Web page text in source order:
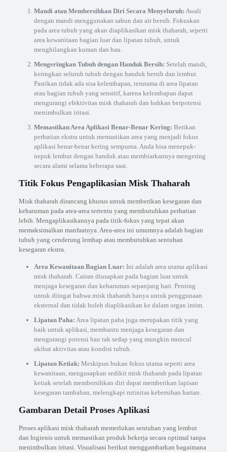
Mandi atau Membersihkan Diri Secara Menyeluruh: Awali
dengan mandi menggunakan sabun dan air bersih. Fokuskan
pada area tubuh yang akan diaplikasikan misk thaharah, seperti
area kewanitaan bagian luar dan lipatan tubuh, untuk
menghilangkan kuman dan bau.
Mengeringkan Tubuh dengan Handuk Bersih: Setelah mandi,
keringkan seluruh tubuh dengan handuk bersih dan lembut.
Pastikan tidak ada sisa kelembapan, terutama di area lipatan
atau bagian tubuh yang sensitif, karena kelembapan dapat
mengurangi efektivitas misk thaharah dan bahkan berpotensi
menimbulkan iritasi.
Memastikan Area Aplikasi Benar-Benar Kering: Berikan
perhatian ekstra untuk memastikan area yang menjadi fokus
aplikasi benar-benar kering sempurna. Anda bisa menepuk-
nepuk lembut dengan handuk atau membiarkannya mengering
secara alami selama beberapa saat.
Titik Fokus Pengaplikasian Misk Thaharah
Misk thaharah dirancang khusus untuk memberikan kesegaran dan
keharuman pada area-area tertentu yang membutuhkan perhatian
lebih. Mengaplikasikannya pada titik-fokus yang tepat akan
memaksimalkan manfaatnya. Area-area ini umumnya adalah bagian
tubuh yang cenderung lembap atau membutuhkan sentuhan
kesegaran ekstra.
Area Kewanitaan Bagian Luar: Ini adalah area utama aplikasi
misk thaharah. Cairan diusapkan pada bagian luar untuk
menjaga kesegaran dan keharuman sepanjang hari. Penting
untuk diingat bahwa misk thaharah hanya untuk penggunaan
eksternal dan tidak boleh diaplikasikan ke dalam organ intim.
Lipatan Paha: Area lipatan paha juga merupakan titik yang
baik untuk aplikasi, membantu menjaga kesegaran dan
mengurangi potensi bau tak sedap yang mungkin muncul
akibat aktivitas atau kondisi tubuh.
Lipatan Ketiak: Meskipun bukan fokus utama seperti area
kewanitaan, mengusapkan sedikit misk thaharah pada lipatan
ketiak setelah membersihkan diri dapat memberikan lapisan
kesegaran tambahan, melengkapi rutinitas kebersihan harian.
Gambaran Detail Proses Aplikasi
Proses aplikasi misk thaharah memerlukan sentuhan yang lembut
dan higienis untuk memastikan produk bekerja secara optimal tanpa
menimbulkan iritasi. Visualisasi berikut menggambarkan bagaimana